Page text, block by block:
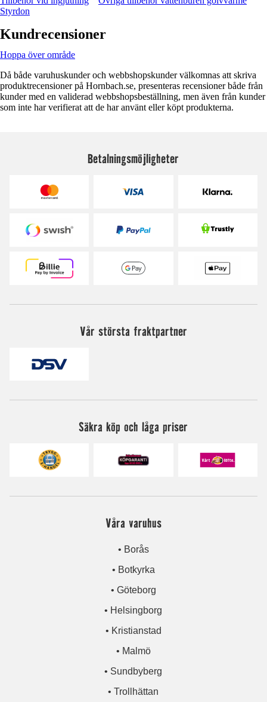
Styrdon
Kundrecensioner
Hoppa över område
Då både varuhuskunder och webbshopskunder välkomnas att skriva
produktrecensioner på Hornbach.se, presenteras recensioner både från
kunder med en validerad webbshopsbeställning, men även från kunder
som inte har verifierat att de har använt eller köpt produkterna.
Betalningsmöjligheter
Vår största fraktpartner
Säkra köp och låga priser
Våra varuhus
• Borås
• Botkyrka
• Göteborg
• Helsingborg
• Kristianstad
• Malmö
• Sundbyberg
• Trollhättan